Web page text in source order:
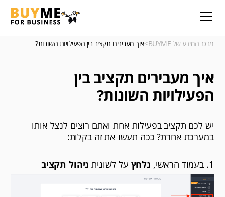
מרכז המידע של BUYME >איך מעבירים תקציב בין הפעילויות השונות?
איך מעבירים תקציב בין
הפעילויות השונות?
יש לכם תקציב בפעילות אחת ואתם רוצים לנצל אותו
במערכת אחרת? ככה תעשו את זה בקלות:
1. בעמוד הראשי, נלחץ על לשונית ניהול תקציב